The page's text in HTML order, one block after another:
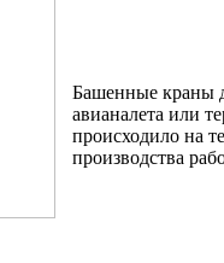
Башенные краны
авианалета или
происходило на
производства